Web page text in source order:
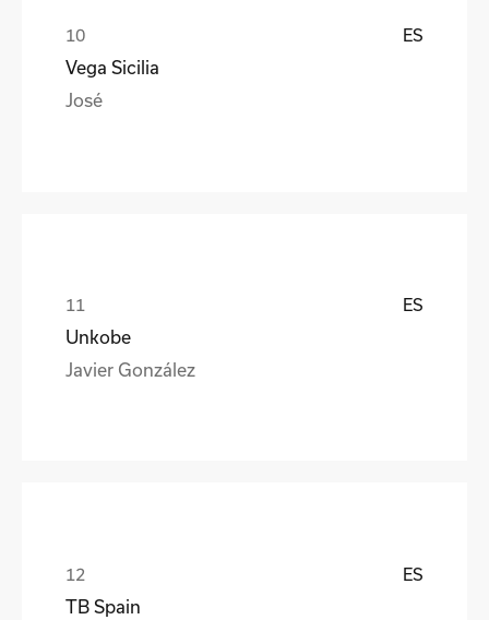
ES
Vega Sicilia
José
ES
Unkobe
Javier González
ES
TB Spain